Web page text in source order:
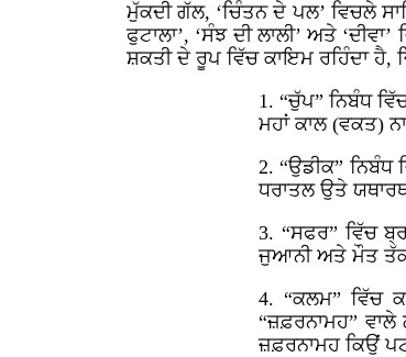
ਮੁੱਕਦੀ ਗੱਲ, ‘ਚਿੰਤਨ ਦੇ ਪਲ’ ਵਿਚਲੇ
ਫੁਟਾਲਾ’, ‘ਸੰਝ ਦੀ ਲਾਲੀ’ ਅਤੇ
ਸ਼ਕਤੀ ਦੇ ਰੂਪ ਵਿੱਚ ਕਾਇਮ ਰਹਿੰਦਾ ਹੈ,
1. “ਚੁੱਪ” ਨਿਬੰਧ
ਮਹਾਂ ਕਾਲ (ਵਕਤ)
2. “ਉਡੀਕ”
ਧਰਾਤਲ ਉਤੇ
3. “ਸਫਰ” ਵਿੱਚ
ਜੁਆਨੀ ਅਤੇ ਮੌਤ
4. “ਕਲਮ” ਵਿੱਚ
“ਜ਼ਫ਼ਰਨਾਮਹ”
ਜ਼ਫ਼ਰਨਾਮਹ ਕਿਉਂ